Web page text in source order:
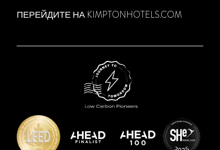
ПЕРЕЙДИТЕ НА KIMPTONHOTELS.COM